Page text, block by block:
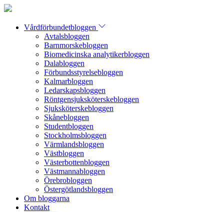
Vårdförbundetbloggen
Avtalsbloggen
Barnmorskebloggen
Biomedicinska analytikerbloggen
Dalabloggen
Förbundsstyrelsebloggen
Kalmarbloggen
Ledarskapsbloggen
Röntgensjuksköterskebloggen
Sjuksköterskebloggen
Skånebloggen
Studentbloggen
Stockholmsbloggen
Värmlandsbloggen
Västbloggen
Västerbottenbloggen
Västmannabloggen
Örebrobloggen
Östergötlandsbloggen
Om bloggarna
Kontakt